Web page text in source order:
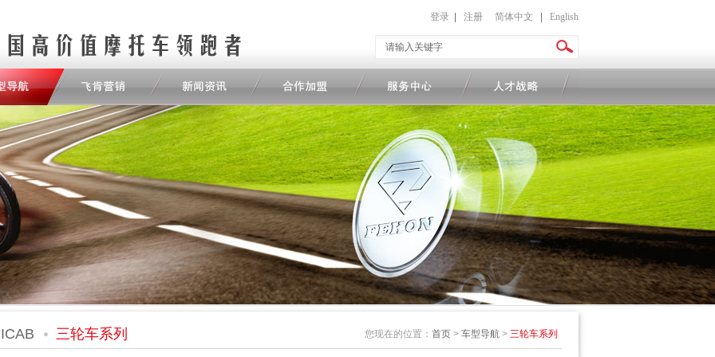
登录 注册 简体中文 English
三轮车系列 您现在的位置： 首页 > 车型导航 > 三轮车系列